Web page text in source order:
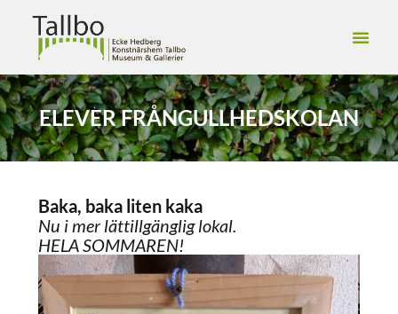
ELEVER FRÅNGULLHEDSKOLAN
Baka, baka liten kaka
Nu i mer lättillgänglig lokal.
HELA SOMMAREN!